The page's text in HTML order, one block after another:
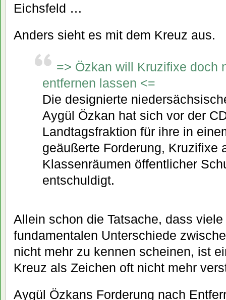
Eichsfeld …
Anders sieht es mit dem Kreuz aus.
=> Özkan will Kruzifixe doch
entfernen lassen <=
Die designierte
Aygül Özkan hat sich vor der
Landtagsfraktion für ihre in
geäußerte Forderung, Kruzifixe
Klassenräumen öffentlicher
entschuldigt.
Allein schon die Tatsache, dass
fundamentalen Unterschiede
nicht mehr zu kennen scheinen, ist
Kreuz als Zeichen oft nicht mehr
Aygül Özkans Forderung nach